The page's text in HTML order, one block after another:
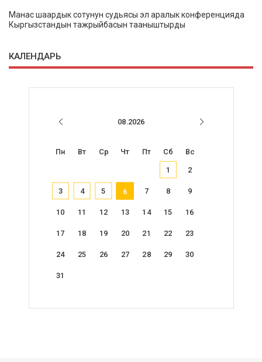
Манас шаардык сотунун судьясы эл аралык конференцияда
Кыргызстандын тажрыйбасын тааныштырды
КАЛЕНДАРЬ
08.2026
Пн Вт Ср Чт Пт Сб Вс
1 2
3 4 5 6 7 8 9
10 11 12 13 14 15 16
17 18 19 20 21 22 23
24 25 26 27 28 29 30
31